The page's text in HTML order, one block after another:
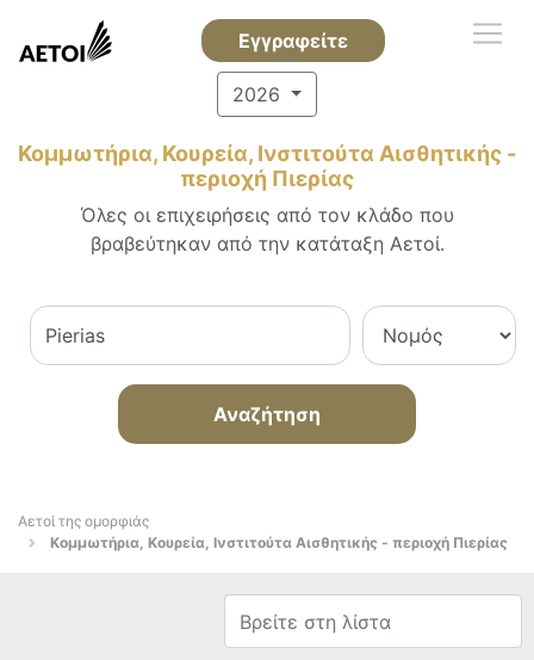
Εγγραφείτε
2026
Κομμωτήρια, Κουρεία, Ινστιτούτα Αισθητικής -
περιοχή Πιερίας
Όλες οι επιχειρήσεις από τον κλάδο που
βραβεύτηκαν από την κατάταξη Αετοί.
Αναζήτηση
Αετοί της ομορφιάς
Κομμωτήρια, Κουρεία, Ινστιτούτα Αισθητικής - περιοχή Πιερίας